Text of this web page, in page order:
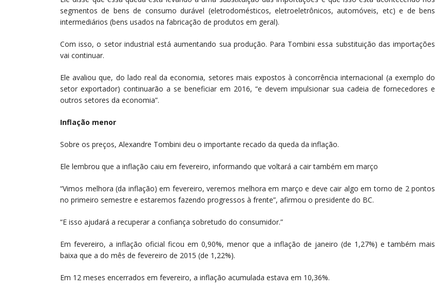
segmentos de bens de consumo durável (eletrodomésticos, eletroeletrônicos, automóveis, etc) e de bens
intermediários (bens usados na fabricação de produtos em geral).
Com isso, o setor industrial está aumentando sua produção. Para Tombini essa substituição das importações
vai continuar.
Ele avaliou que, do lado real da economia, setores mais expostos à concorrência internacional (a exemplo do
setor exportador) continuarão a se beneficiar em 2016, “e devem impulsionar sua cadeia de fornecedores e
outros setores da economia”.
Inflação menor
Sobre os preços, Alexandre Tombini deu o importante recado da queda da inflação.
Ele lembrou que a inflação caiu em fevereiro, informando que voltará a cair também em março
“Vimos melhora (da inflação) em fevereiro, veremos melhora em março e deve cair algo em torno de 2 pontos
no primeiro semestre e estaremos fazendo progressos à frente”, afirmou o presidente do BC.
“E isso ajudará a recuperar a confiança sobretudo do consumidor.”
Em fevereiro, a inflação oficial ficou em 0,90%, menor que a inflação de janeiro (de 1,27%) e também mais
baixa que a do mês de fevereiro de 2015 (de 1,22%).
Em 12 meses encerrados em fevereiro, a inflação acumulada estava em 10,36%.